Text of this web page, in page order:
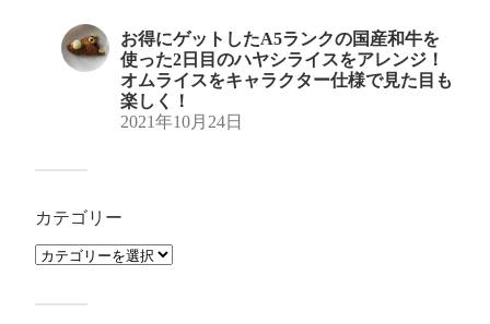
お得にゲットしたA5ランクの国産和牛を
使った2日目のハヤシライスをアレンジ！
オムライスをキャラクター仕様で見た目も
楽しく！
2021年10月24日
カテゴリー